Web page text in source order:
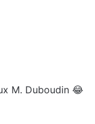
M. Duboudin 😂